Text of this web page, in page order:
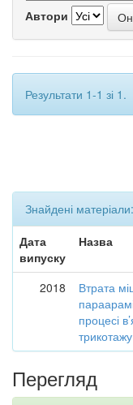
Автори
Результати 1-1 зі 1.
Знайдені матеріали:
Дата
випуску
Назва
2018
Втрата
процесі
трикотажу
Перегляд